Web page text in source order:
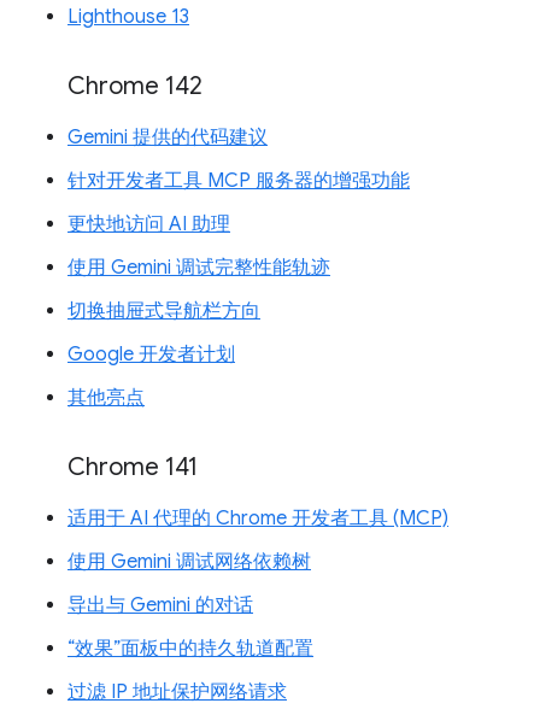
Lighthouse 13
Chrome 142
Gemini 提供的代码建议
针对开发者工具 MCP 服务器的增强功能
更快地访问 AI 助理
使用 Gemini 调试完整性能轨迹
切换抽屉式导航栏方向
Google 开发者计划
其他亮点
Chrome 141
适用于 AI 代理的 Chrome 开发者工具 (MCP)
使用 Gemini 调试网络依赖树
导出与 Gemini 的对话
“效果”面板中的持久轨道配置
过滤 IP 地址保护网络请求